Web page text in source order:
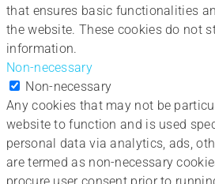
that ensures basic functionalities
the website. These cookies do not
information.
Non-necessary
Non-necessary
Any cookies that may not be
website to function and is used
personal data via analytics, ads,
are termed as non-necessary